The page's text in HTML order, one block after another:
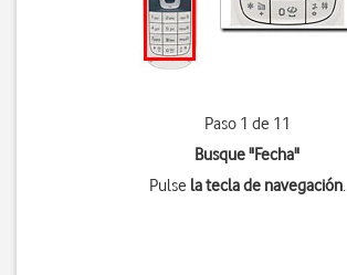
Paso 1 de 11
Busque "Fecha"
Pulse la tecla de navegación.